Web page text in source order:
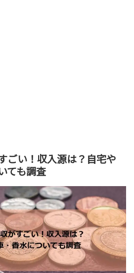
ごい！収入源は？自宅や
ても調査